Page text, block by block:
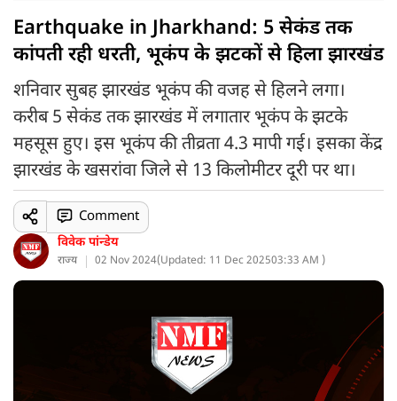
Earthquake in Jharkhand: 5 सेकंड तक
कांपती रही धरती, भूकंप के झटकों से हिला झारखंड
शनिवार सुबह झारखंड भूकंप की वजह से हिलने लगा।
करीब 5 सेकंड तक झारखंड में लगातार भूकंप के झटके
महसूस हुए। इस भूकंप की तीव्रता 4.3 मापी गई। इसका केंद्र
झारखंड के खसरांवा जिले से 13 किलोमीटर दूरी पर था।
विवेक पांन्डेय
राज्य 02 Nov 2024(Updated: 11 Dec 202503:33 AM )
Comment